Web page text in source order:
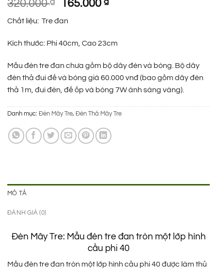
320.000₫
Giá
là:
320.000 ₫.
165.000₫Giá
165.000 ₫.
Chất liệu: Tre đan
Kích thước: Phi 40cm, Cao 23cm
Mẫu đèn tre đan chưa gồm bộ dây đèn và bóng. Bộ dây
đèn thả đui đế và bóng giá 60.000 vnđ (bao gồm dây đèn
thả 1m, đui đèn, đế ốp và bóng 7W ánh sáng vàng).
Danh mục: Đèn Mây Tre, Đèn Thả Mây Tre
MÔ TẢ
ĐÁNH GIÁ (0)
Đèn Mây Tre: Mẫu đèn tre đan tròn một lớp hình
cầu phi 40
Mẫu đèn tre đan tròn một lớp hình cầu phi 40 được làm thủ